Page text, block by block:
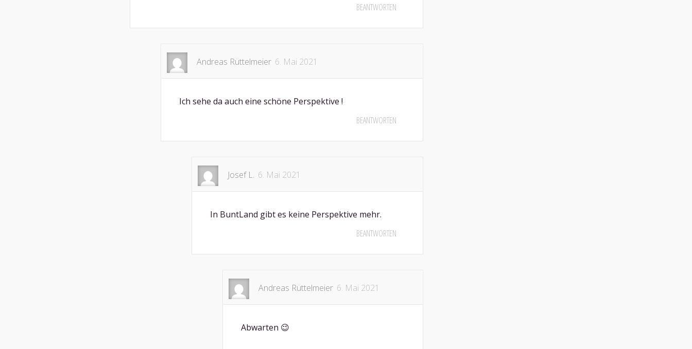
BEANTWORTEN
Andreas Rüttelmeier 6. Mai 2021
Ich sehe da auch eine schöne Perspektive !
BEANTWORTEN
Josef L. 6. Mai 2021
In BuntLand gibt es keine Perspektive mehr.
BEANTWORTEN
Andreas Rüttelmeier 6. Mai 2021
Abwarten 😉